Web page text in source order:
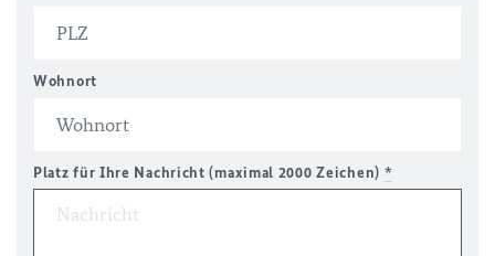
Wohnort
Platz für Ihre Nachricht (maximal 2000 Zeichen) *